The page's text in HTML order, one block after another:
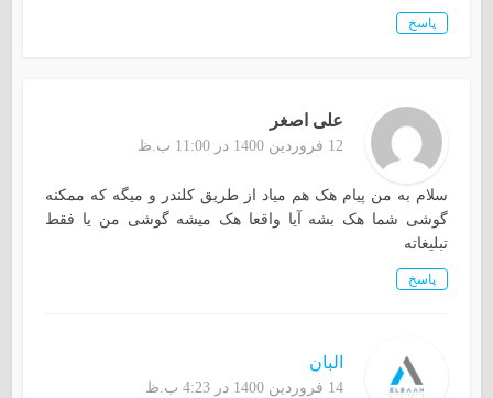
پاسخ
علی اصغر
12 فروردین 1400 در 11:00 ب.ظ
سلام به من پیام هک هم میاد از طریق کلندر و میگه که ممکنه
گوشی شما هک بشه آیا واقعا هک میشه گوشی من یا فقط
تبلیغاته
پاسخ
البان
14 فروردین 1400 در 4:23 ب.ظ